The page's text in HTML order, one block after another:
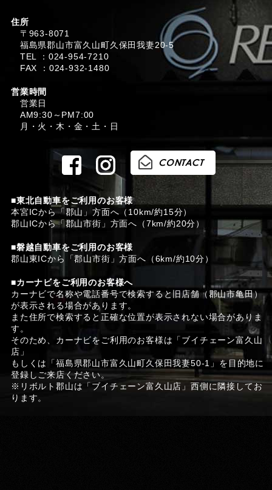
住所
〒963-8071
福島県郡山市富久山町久保田我妻20-5
TEL ：024-954-7210
FAX ：024-932-1480
営業時間
営業日
AM9:30～PM7:00
月・火・木・金・土・日
■東北自動車をご利用のお客様
本宮ICから「郡山」方面へ（10km/約15分）
郡山ICから「郡山市街」方面へ（7km/約20分）
■磐越自動車をご利用のお客様
郡山東ICから「郡山市街」方面へ（6km/約10分）
■カーナビをご利用のお客様へ
カーナビで名称や電話番号で検索すると旧店舗（郡山市亀田）
が表示される場合があります。
また住所で検索すると正確な位置が表示されない場合がありま
す。
そのため、カーナビをご利用のお客様は「ブイチェーン富久山
店」
もしくは「福島県郡山市富久山町久保田我妻50-1」を目的地に
登録しご来店ください。
※リボルト郡山は「ブイチェーン富久山店」西側に隣接してお
ります。